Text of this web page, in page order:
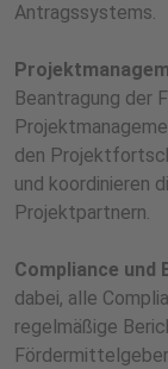
Antragssystems.
Beantragung der
den
und koordinieren
Projektpartnern.
Compliance
dabei, alle
regelmäßige